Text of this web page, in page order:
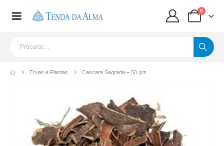
0
Ervas e Plantas Cascara Sagrada – 50 grs